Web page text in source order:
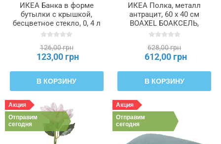
ИКЕА Банка в форме
бутылки с крышкой,
бесцветное стекло, 0, 4 л
KORKEN КОРКЕН,
126,00 грн
123,00 грн
В КОРЗИНУ
ИКЕА Полка, металл
антрацит, 60 x 40 см
BOAXEL БОАКСЕЛЬ,
805.755.98
628,00 грн
612,00 грн
В КОРЗИНУ
Акция
Отправим
сегодня
Акция
Отправим
сегодня